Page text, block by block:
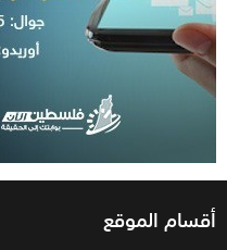
أقسام الموقع